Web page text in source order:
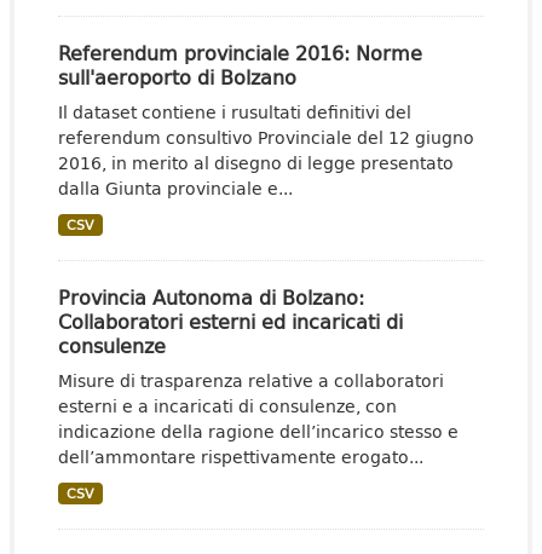
Referendum provinciale 2016: Norme
sull'aeroporto di Bolzano
Il dataset contiene i rusultati definitivi del
referendum consultivo Provinciale del 12 giugno
2016, in merito al disegno di legge presentato
dalla Giunta provinciale e...
CSV
Provincia Autonoma di Bolzano:
Collaboratori esterni ed incaricati di
consulenze
Misure di trasparenza relative a collaboratori
esterni e a incaricati di consulenze, con
indicazione della ragione dell’incarico stesso e
dell’ammontare rispettivamente erogato...
CSV